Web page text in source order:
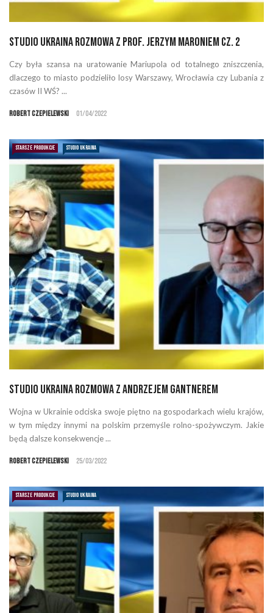
Studio Ukraina rozmowa z prof. Jerzym Maroniem cz. 2
Czy była szansa na uratowanie Mariupola od totalnego zniszczenia,
dlaczego to miasto podzieliło losy Warszawy, Wrocławia czy Lubania z
czasów II WŚ? ...
Robert Czepielewski 01/04/2022
STARSZE PRODUKCJE STUDIO UKRAINA
Studio Ukraina rozmowa z Andrzejem Gantnerem
Wojna w Ukrainie odciska swoje piętno na gospodarkach wielu krajów,
w tym między innymi na polskim przemyśle rolno-spożywczym. Jakie
będą dalsze konsekwencje ...
Robert Czepielewski 25/03/2022
STARSZE PRODUKCJE STUDIO UKRAINA